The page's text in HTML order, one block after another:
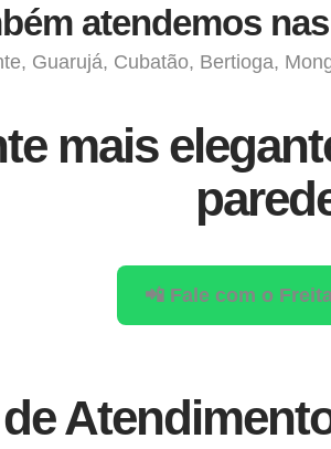
atendemos
Guarujá, Cubatão, Bertioga,
mais
📲 Fale com o